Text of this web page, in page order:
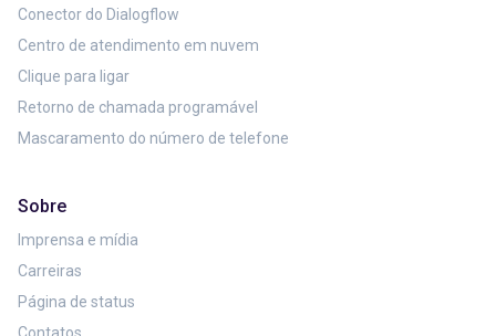
Conector do Dialogflow
Centro de atendimento em nuvem
Clique para ligar
Retorno de chamada programável
Mascaramento do número de telefone
Sobre
Imprensa e mídia
Carreiras
Página de status